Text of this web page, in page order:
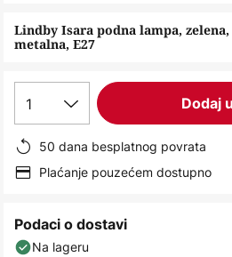
the
images
gallery
Lindby Isara podna lampa,
metalna, E27
1 Dodaj
50 dana besplatnog povrata
Plaćanje pouzećem dostupno
Podaci o dostavi
Na lageru